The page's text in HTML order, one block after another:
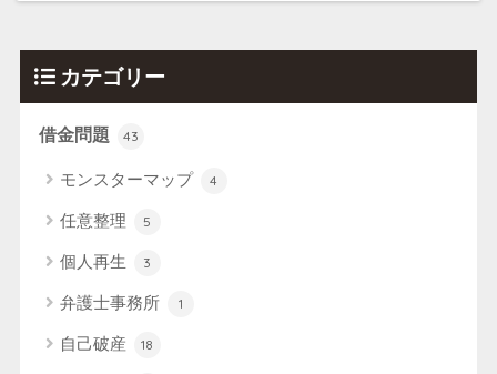
カテゴリー
借金問題 43
モンスターマップ 4
任意整理 5
個人再生 3
弁護士事務所 1
自己破産 18